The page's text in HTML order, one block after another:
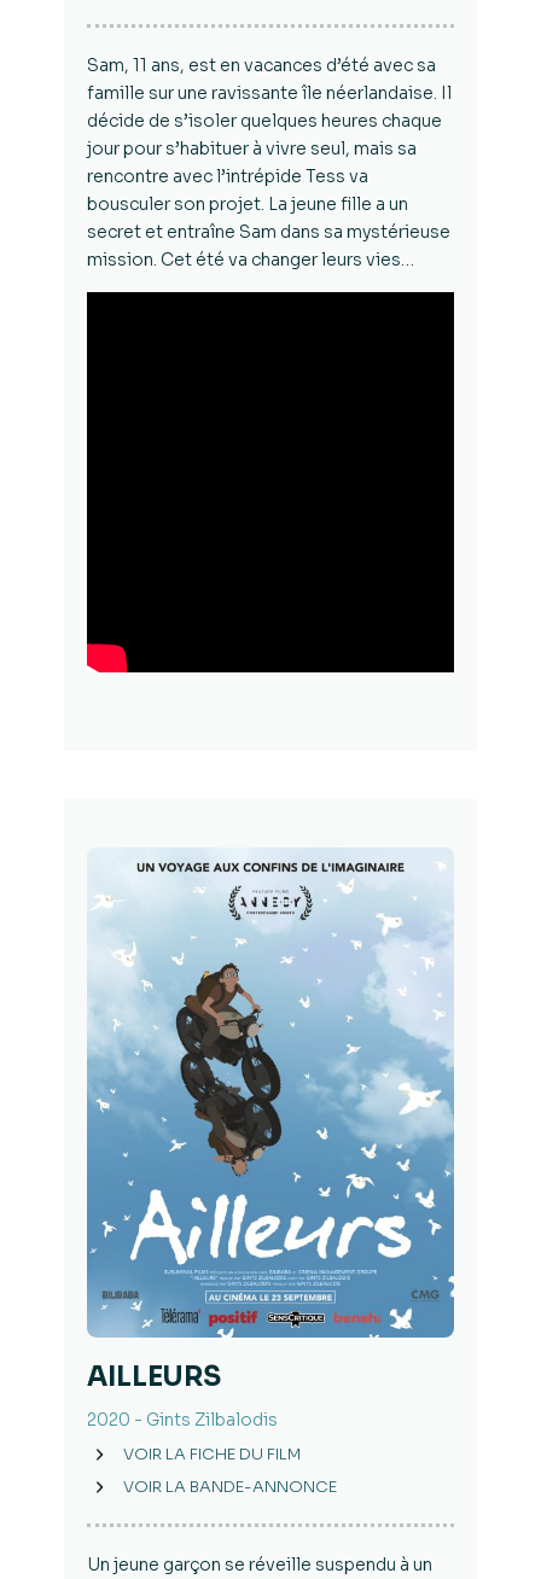
Sam, 11 ans, est en vacances d’été avec sa
famille sur une ravissante île néerlandaise. Il
décide de s’isoler quelques heures chaque
jour pour s’habituer à vivre seul, mais sa
rencontre avec l’intrépide Tess va
bousculer son projet. La jeune fille a un
secret et entraîne Sam dans sa mystérieuse
mission. Cet été va changer leurs vies…
AILLEURS ​
2020 - Gints Zilbalodis
VOIR LA FICHE DU FILM
VOIR LA BANDE-ANNONCE
Un jeune garçon se réveille suspendu à un